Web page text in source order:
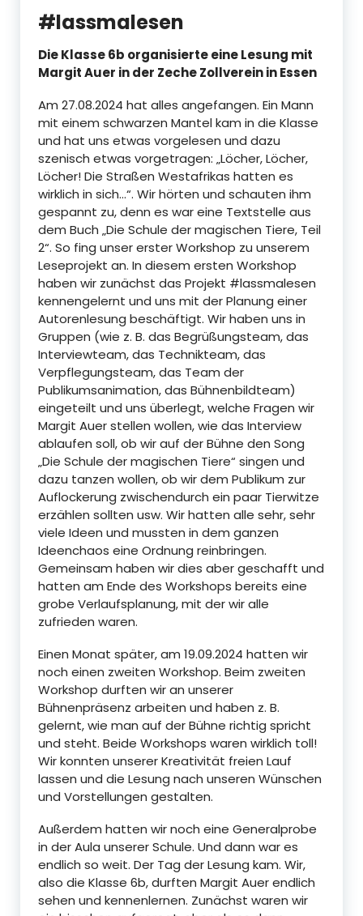
#lassmalesen
Die Klasse 6b organisierte eine Lesung mit
Margit Auer in der Zeche Zollverein in Essen
Am 27.08.2024 hat alles angefangen. Ein Mann
mit einem schwarzen Mantel kam in die Klasse
und hat uns etwas vorgelesen und dazu
szenisch etwas vorgetragen: „Löcher, Löcher,
Löcher! Die Straßen Westafrikas hatten es
wirklich in sich…“. Wir hörten und schauten ihm
gespannt zu, denn es war eine Textstelle aus
dem Buch „Die Schule der magischen Tiere, Teil
2“. So fing unser erster Workshop zu unserem
Leseprojekt an. In diesem ersten Workshop
haben wir zunächst das Projekt #lassmalesen
kennengelernt und uns mit der Planung einer
Autorenlesung beschäftigt. Wir haben uns in
Gruppen (wie z. B. das Begrüßungsteam, das
Interviewteam, das Technikteam, das
Verpflegungsteam, das Team der
Publikumsanimation, das Bühnenbildteam)
eingeteilt und uns überlegt, welche Fragen wir
Margit Auer stellen wollen, wie das Interview
ablaufen soll, ob wir auf der Bühne den Song
„Die Schule der magischen Tiere“ singen und
dazu tanzen wollen, ob wir dem Publikum zur
Auflockerung zwischendurch ein paar Tierwitze
erzählen sollten usw. Wir hatten alle sehr, sehr
viele Ideen und mussten in dem ganzen
Ideenchaos eine Ordnung reinbringen.
Gemeinsam haben wir dies aber geschafft und
hatten am Ende des Workshops bereits eine
grobe Verlaufsplanung, mit der wir alle
zufrieden waren.
Einen Monat später, am 19.09.2024 hatten wir
noch einen zweiten Workshop. Beim zweiten
Workshop durften wir an unserer
Bühnenpräsenz arbeiten und haben z. B.
gelernt, wie man auf der Bühne richtig spricht
und steht. Beide Workshops waren wirklich toll!
Wir konnten unserer Kreativität freien Lauf
lassen und die Lesung nach unseren Wünschen
und Vorstellungen gestalten.
Außerdem hatten wir noch eine Generalprobe
in der Aula unserer Schule. Und dann war es
endlich so weit. Der Tag der Lesung kam. Wir,
also die Klasse 6b, durften Margit Auer endlich
sehen und kennenlernen. Zunächst waren wir